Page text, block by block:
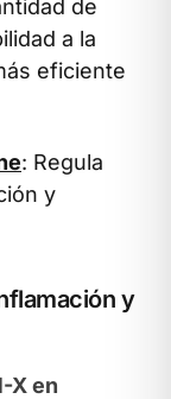
de
a la
eficiente
: Regula
y
y
X en